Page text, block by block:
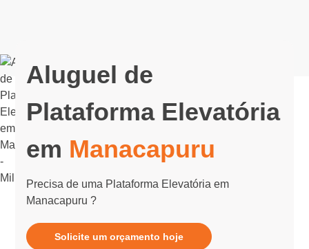
Aluguel de
Plataforma Elevatória
em Manacapuru
Precisa de uma Plataforma Elevatória em
Manacapuru ?
Solicite um orçamento hoje